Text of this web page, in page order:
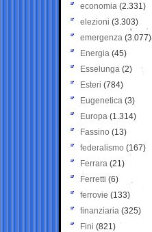
economia (2.331)
elezioni (3.303)
emergenza (3.077)
Energia (45)
Esselunga (2)
Esteri (784)
Eugenetica (3)
Europa (1.314)
Fassino (13)
federalismo (167)
Ferrara (21)
Ferretti (6)
ferrovie (133)
finanziaria (325)
Fini (821)